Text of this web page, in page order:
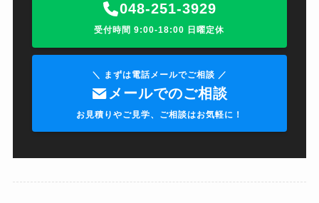
048-251-3929
受付時間 9:00-18:00 日曜定休
＼ まずは電話メールでご相談 ／
メールでのご相談
お見積りやご見学、ご相談はお気軽に！